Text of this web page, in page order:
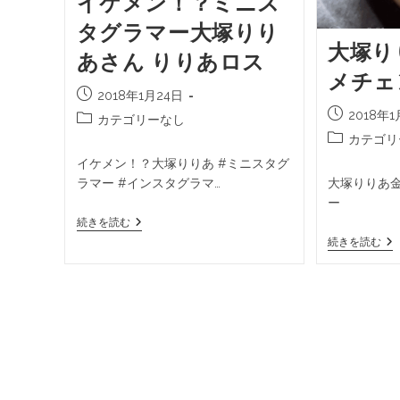
タグラマー大塚りり
あさん りりあロス
2018年1月24日
カテゴリーなし
イケメン！？大塚りりあ #ミニスタグ
ラマー #インスタグラマ…
続きを読む
大塚
メチ
2018年1
カテゴ
大塚りりあ
ー
続きを読む